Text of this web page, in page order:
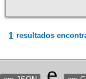
1 resultados